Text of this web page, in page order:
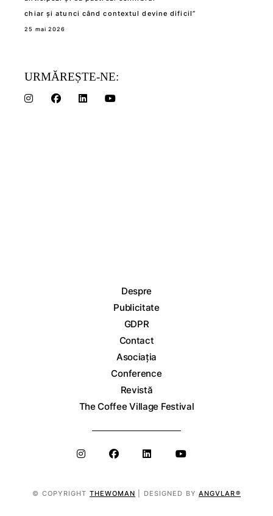
chiar și atunci când contextul devine dificil”
25 mai 2026
URMĂREȘTE-NE:
Despre
Publicitate
GDPR
Contact
Asociația
Conference
Revistă
The Coffee Village Festival
© COPYRIGHT THEWOMAN | DESIGNED BY ANGVLAR®